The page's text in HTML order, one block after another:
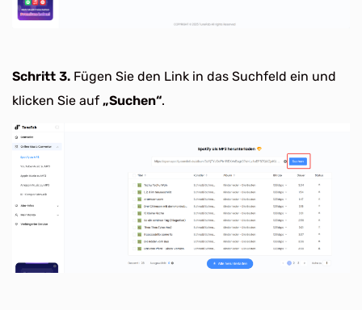
Schritt 3. Fügen Sie den Link in das Suchfeld ein und
klicken Sie auf „Suchen“.